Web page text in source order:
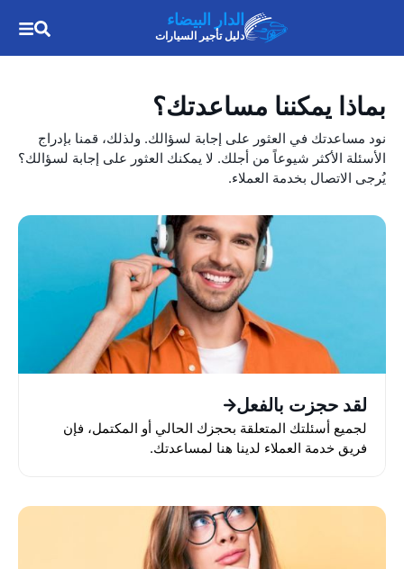
الدار البيضاء
دليل تأجير السيارات
بماذا يمكننا مساعدتك؟
نود مساعدتك في العثور على إجابة لسؤالك. ولذلك، قمنا بإدراج
الأسئلة الأكثر شيوعاً من أجلك. لا يمكنك العثور على إجابة لسؤالك؟
يُرجى الاتصال بخدمة العملاء.
لقد حجزت بالفعل
لجميع أسئلتك المتعلقة بحجزك الحالي أو المكتمل، فإن
فريق خدمة العملاء لدينا هنا لمساعدتك.